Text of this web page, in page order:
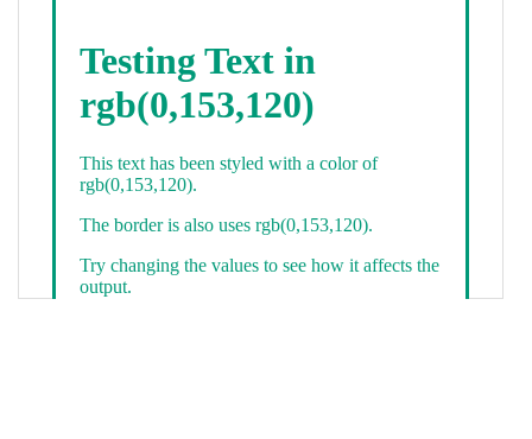
div class="textColor borderColor"
< h1>Testing Text in rgb(0,153,120)